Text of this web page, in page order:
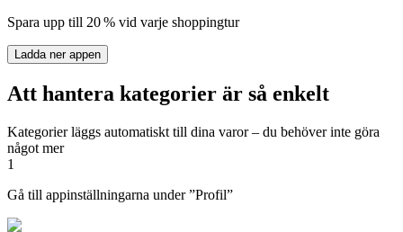
Spara upp till 20 % vid varje shoppingtur
Ladda ner appen
Att hantera kategorier är så enkelt
Kategorier läggs automatiskt till dina varor – du behöver inte göra
något mer
1
Gå till appinställningarna under ”Profil”